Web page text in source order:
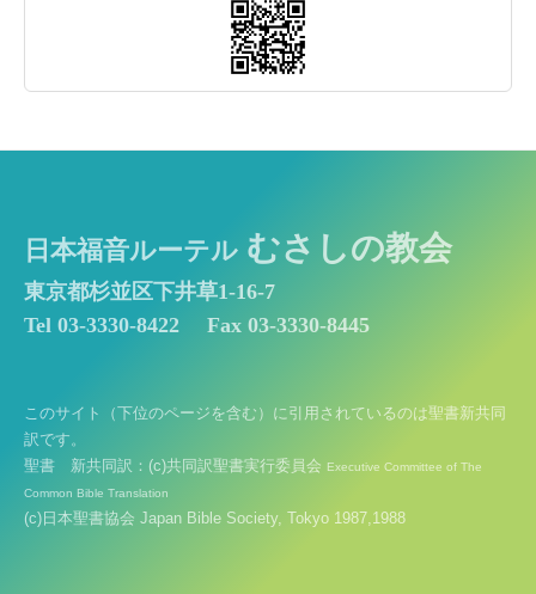
日本福音ルーテル むさしの教会
東京都杉並区下井草1-16-7
Tel 03-3330-8422
Fax 03-3330-8445
このサイト（下位のページを含む）に引用されているのは聖書新共同
訳です。
聖書 新共同訳：(c)共同訳聖書実行委員会 Executive Committee of The
Common Bible Translation
(c)日本聖書協会 Japan Bible Society, Tokyo 1987,1988